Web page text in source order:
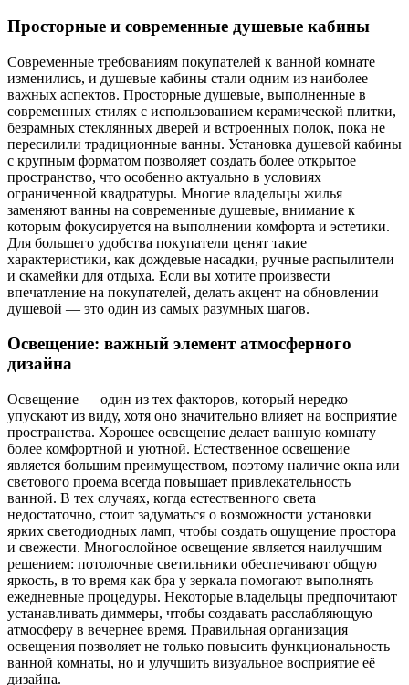
Просторные и современные душевые кабины
Современные требованиям покупателей к ванной комнате
изменились, и душевые кабины стали одним из наиболее
важных аспектов. Просторные душевые, выполненные в
современных стилях с использованием керамической плитки,
безрамных стеклянных дверей и встроенных полок, пока не
пересилили традиционные ванны. Установка душевой кабины
с крупным форматом позволяет создать более открытое
пространство, что особенно актуально в условиях
ограниченной квадратуры. Многие владельцы жилья
заменяют ванны на современные душевые, внимание к
которым фокусируется на выполнении комфорта и эстетики.
Для большего удобства покупатели ценят такие
характеристики, как дождевые насадки, ручные распылители
и скамейки для отдыха. Если вы хотите произвести
впечатление на покупателей, делать акцент на обновлении
душевой — это один из самых разумных шагов.
Освещение: важный элемент атмосферного
дизайна
Освещение — один из тех факторов, который нередко
упускают из виду, хотя оно значительно влияет на восприятие
пространства. Хорошее освещение делает ванную комнату
более комфортной и уютной. Естественное освещение
является большим преимуществом, поэтому наличие окна или
светового проема всегда повышает привлекательность
ванной. В тех случаях, когда естественного света
недостаточно, стоит задуматься о возможности установки
ярких светодиодных ламп, чтобы создать ощущение простора
и свежести. Многослойное освещение является наилучшим
решением: потолочные светильники обеспечивают общую
яркость, в то время как бра у зеркала помогают выполнять
ежедневные процедуры. Некоторые владельцы предпочитают
устанавливать диммеры, чтобы создавать расслабляющую
атмосферу в вечернее время. Правильная организация
освещения позволяет не только повысить функциональность
ванной комнаты, но и улучшить визуальное восприятие её
дизайна.